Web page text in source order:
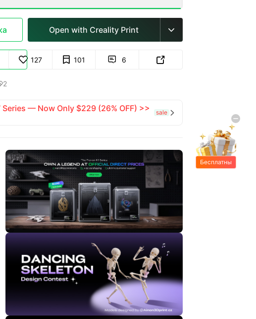
Open with Creality Print 
127 101  6 
2
Series — Now Only $229 (26% OFF) >>
sale 
Бесплатны